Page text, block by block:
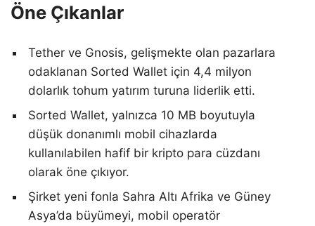
Öne Çıkanlar
Tether ve Gnosis, gelişmekte olan pazarlara
odaklanan Sorted Wallet için 4,4 milyon
dolarlık tohum yatırım turuna liderlik etti.
Sorted Wallet, yalnızca 10 MB boyutuyla
düşük donanımlı mobil cihazlarda
kullanılabilen hafif bir kripto para cüzdanı
olarak öne çıkıyor.
Şirket yeni fonla Sahra Altı Afrika ve Güney
Asya’da büyümeyi, mobil operatör